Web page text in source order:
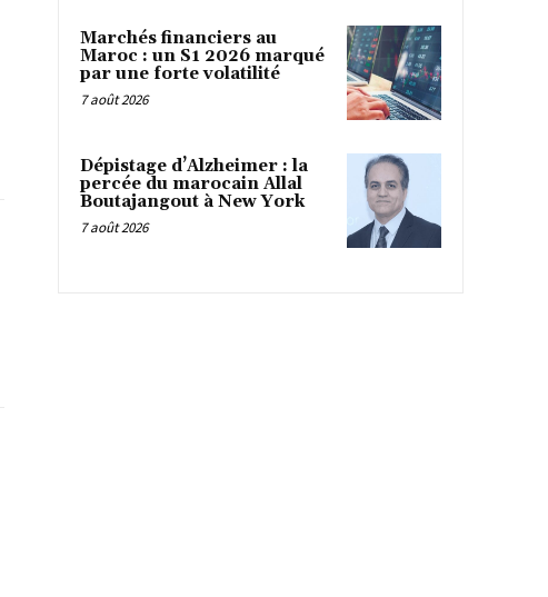
Marchés financiers au
Maroc : un S1 2026 marqué
par une forte volatilité
7 août 2026
Dépistage d’Alzheimer : la
percée du marocain Allal
Boutajangout à New York
7 août 2026